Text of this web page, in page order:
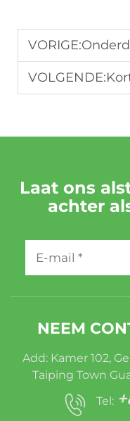
VORIGE:Onderdelen
VOLGENDE:Kortingen
Laat ons
achter
NEEM
Add: Kamer 102,
Taiping Town
Tel: